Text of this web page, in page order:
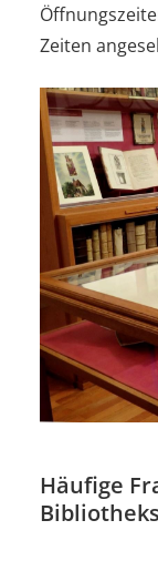
Zeiten
Häufige